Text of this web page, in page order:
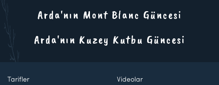
Arda'nın Mont Blanc Güncesi
Arda'nın Kuzey Kutbu Güncesi
Tarifler Videolar